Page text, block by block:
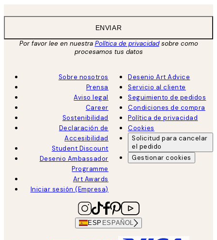
ENVIAR
Por favor lee en nuestra Política de privacidadsobre como
procesamos tus datos
Sobre nosotros
Prensa
Aviso legal
Career
Sostenibilidad
Declaración de
Accesibilidad
Student Discount
Desenio Ambassador
Programme
Art Awards
Iniciar sesión (Empresa)
Desenio Art Advice
Servicio al cliente
Seguimiento de pedidos
Condiciones de compra
Política de privacidad
Cookies
Solicitud para cancelar
el pedido
Gestionar cookies
ESP ESPAÑOL